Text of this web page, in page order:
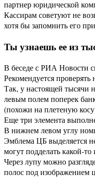
партнер юридической
Кассирам советуют не
хотя бы запомнить его
Ты узнаешь ее из
В беседе с РИА Новости
Рекомендуется
Так, у настоящей тысячи
левым полем поперек
(похожи на плетеную
Еще три элемента
В нижнем левом углу
Эмблема ЦБ выделяется
могут подделать какой-
Через лупу можно
полос под изображением